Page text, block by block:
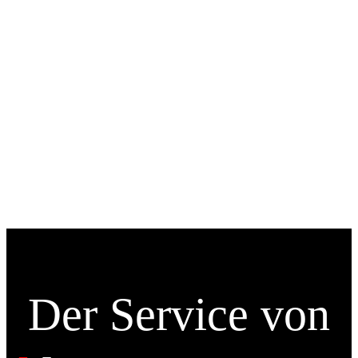
Der Service von